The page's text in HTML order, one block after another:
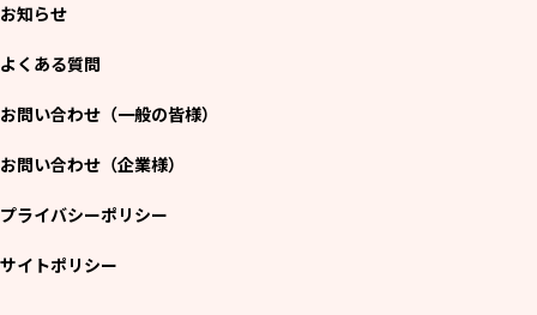
お知らせ
よくある質問
お問い合わせ（一般の皆様）
お問い合わせ（企業様）
プライバシーポリシー
サイトポリシー